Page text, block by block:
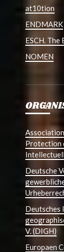
at10tion
ENDMARK
ESCH.
NOMEN
Protection
Deutsche
Deutsches
V. (DIGH)
Europaen